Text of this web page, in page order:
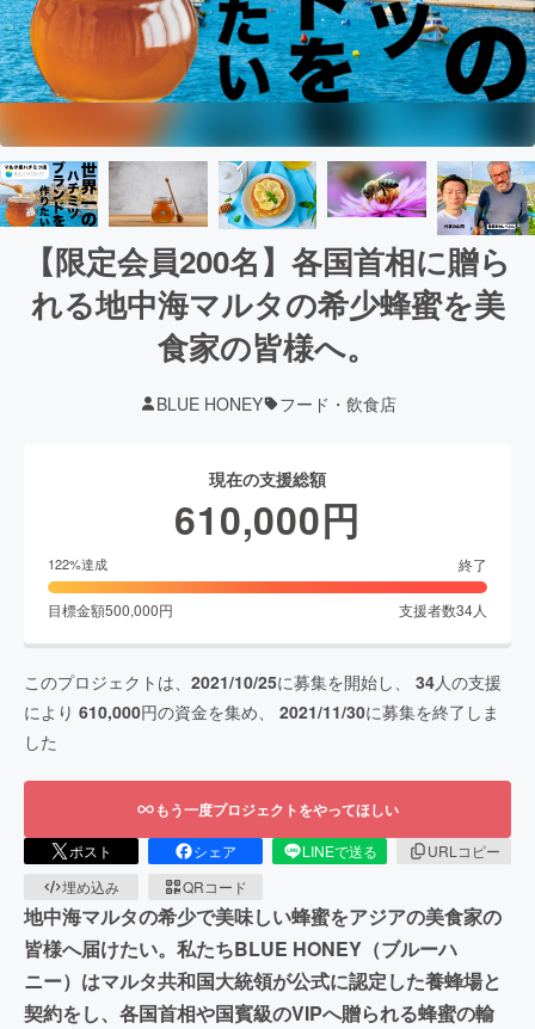
【限定会員200名】各国首相に贈ら
れる地中海マルタの希少蜂蜜を美
食家の皆様へ。
BLUE HONEY フード・飲食店
現在の支援総額
610,000円
122%達成 終了
目標金額500,000円 支援者数34人
このプロジェクトは、 2021/10/25に募集を開始し、 34人の支援
により 610,000円の資金を集め、 2021/11/30に募集を終了しま
した
もう一度プロジェクトをやってほしい
ポスト シェア LINEで送る
URLコピー
埋め込み
QRコード
地中海マルタの希少で美味しい蜂蜜をアジアの美食家の
皆様へ届けたい。私たちBLUE HONEY（ブルーハ
ニー）はマルタ共和国大統領が公式に認定した養蜂場と
契約をし、各国首相や国賓級のVIPへ贈られる蜂蜜の輸